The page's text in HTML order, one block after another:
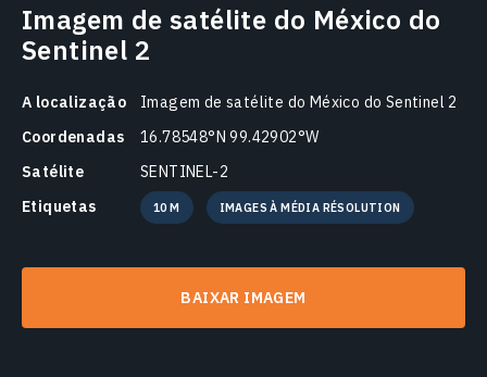
Imagem de satélite do México do
Sentinel 2
A localização
Imagem de satélite do México do Sentinel 2
Coordenadas
16.78548°N 99.42902°W
Satélite
SENTINEL-2
Etiquetas
10 M IMAGES À MÉDIA RÉSOLUTION
BAIXAR IMAGEM